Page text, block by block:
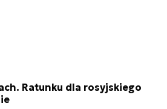
Ratunku dla rosyjskiego